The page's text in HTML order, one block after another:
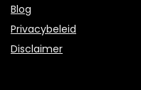
Blog
Privacybeleid
Disclaimer